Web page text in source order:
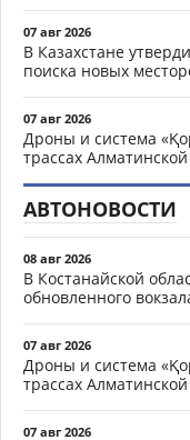
07 авг 2026
В Казахстане
поиска новых
07 авг 2026
Дроны и система
трассах
АВТОНОВОСТИ
08 авг 2026
В Костанайской
обновленного
07 авг 2026
Дроны и система
трассах
07 авг 2026